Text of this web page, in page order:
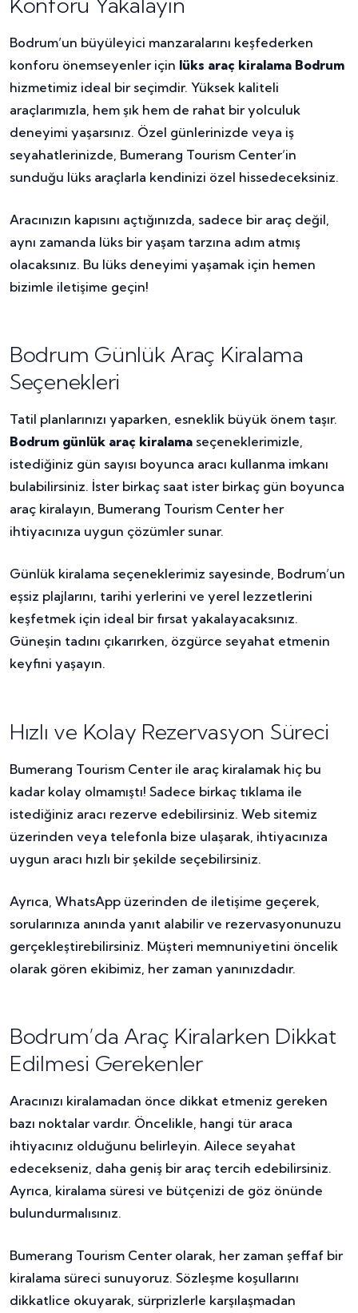
Bodrum’un büyüleyici manzaralarını keşfederken
konforu önemseyenler için lüks araç kiralama Bodrum
hizmetimiz ideal bir seçimdir. Yüksek kaliteli
araçlarımızla, hem şık hem de rahat bir yolculuk
deneyimi yaşarsınız. Özel günlerinizde veya iş
seyahatlerinizde, Bumerang Tourism Center’in
sunduğu lüks araçlarla kendinizi özel hissedeceksiniz.
Aracınızın kapısını açtığınızda, sadece bir araç değil,
aynı zamanda lüks bir yaşam tarzına adım atmış
olacaksınız. Bu lüks deneyimi yaşamak için hemen
bizimle iletişime geçin!
Bodrum Günlük Araç Kiralama
Seçenekleri
Tatil planlarınızı yaparken, esneklik büyük önem taşır.
Bodrum günlük araç kiralama seçeneklerimizle,
istediğiniz gün sayısı boyunca aracı kullanma imkanı
bulabilirsiniz. İster birkaç saat ister birkaç gün boyunca
araç kiralayın, Bumerang Tourism Center her
ihtiyacınıza uygun çözümler sunar.
Günlük kiralama seçeneklerimiz sayesinde, Bodrum’un
eşsiz plajlarını, tarihi yerlerini ve yerel lezzetlerini
keşfetmek için ideal bir fırsat yakalayacaksınız.
Güneşin tadını çıkarırken, özgürce seyahat etmenin
keyfini yaşayın.
Hızlı ve Kolay Rezervasyon Süreci
Bumerang Tourism Center ile araç kiralamak hiç bu
kadar kolay olmamıştı! Sadece birkaç tıklama ile
istediğiniz aracı rezerve edebilirsiniz. Web sitemiz
üzerinden veya telefonla bize ulaşarak, ihtiyacınıza
uygun aracı hızlı bir şekilde seçebilirsiniz.
Ayrıca, WhatsApp üzerinden de iletişime geçerek,
sorularınıza anında yanıt alabilir ve rezervasyonunuzu
gerçekleştirebilirsiniz. Müşteri memnuniyetini öncelik
olarak gören ekibimiz, her zaman yanınızdadır.
Bodrum’da Araç Kiralarken Dikkat
Edilmesi Gerekenler
Aracınızı kiralamadan önce dikkat etmeniz gereken
bazı noktalar vardır. Öncelikle, hangi tür araca
ihtiyacınız olduğunu belirleyin. Ailece seyahat
edecekseniz, daha geniş bir araç tercih edebilirsiniz.
Ayrıca, kiralama süresi ve bütçenizi de göz önünde
bulundurmalısınız.
Bumerang Tourism Center olarak, her zaman şeffaf bir
kiralama süreci sunuyoruz. Sözleşme koşullarını
dikkatlice okuyarak, sürprizlerle karşılaşmadan